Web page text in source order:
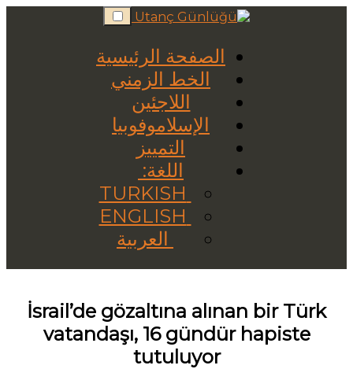
Skip
to
الصفحة الرئيسية
الخط الزمني
اللاجئين
الإسلاموفوبيا
التمييز
اللغة:
العربية
İsrail’de gözaltına alınan bir Türk
vatandaşı, 16 gündür hapiste
tutuluyor